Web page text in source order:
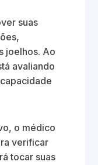
suas
joelhos. Ao
avaliando
o médico
verificar
tocar suas